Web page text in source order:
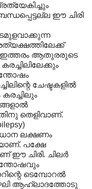
ഈ ചിരി
ആതുരരുടെ
ചേഷ്ടകളിൽ
തെളിവാണ്.
ലക്ഷണം
പക്ഷേ
ഈ ചിരി. ചിലർ
ടെമ്പോറൽ
ആഹ്ലാദത്തോടു